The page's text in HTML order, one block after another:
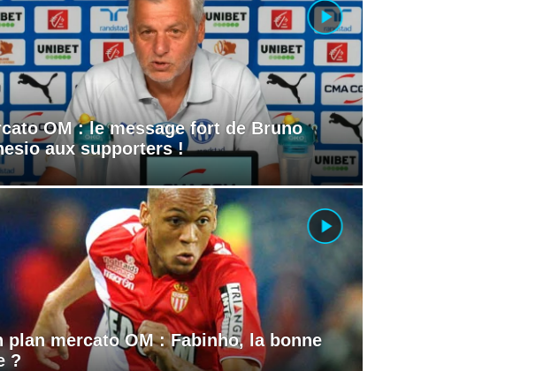
OM : le message fort de Bruno
aux supporters !
plan mercato OM : Fabinho, la bonne
?